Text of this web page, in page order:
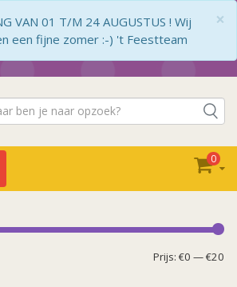
×
VAN 01 T/M 24 AUGUSTUS ! Wij
een fijne zomer :-) 't Feestteam
0
Prijs: €0 —€20